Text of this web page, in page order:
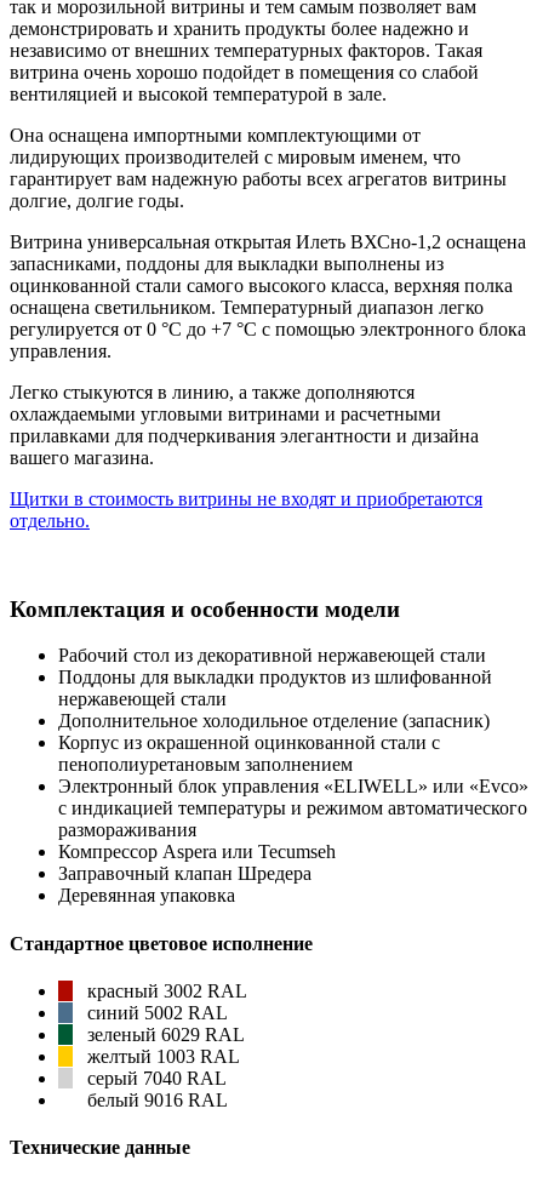
так и морозильной витрины и тем самым позволяет вам
демонстрировать и хранить продукты более надежно и
независимо от внешних температурных факторов. Такая
витрина очень хорошо подойдет в помещения со слабой
вентиляцией и высокой температурой в зале.
Она оснащена импортными комплектующими от
лидирующих производителей с мировым именем, что
гарантирует вам надежную работы всех агрегатов витрины
долгие, долгие годы.
Витрина универсальная открытая Илеть ВХСно-1,2 оснащена
запасниками, поддоны для выкладки выполнены из
оцинкованной стали самого высокого класса, верхняя полка
оснащена светильником. Температурный диапазон легко
регулируется от 0 °С до +7 °С с помощью электронного блока
управления.
Легко стыкуются в линию, а также дополняются
охлаждаемыми угловыми витринами и расчетными
прилавками для подчеркивания элегантности и дизайна
вашего магазина.
Щитки в стоимость витрины не входят и приобретаются
отдельно.
Комплектация и особенности модели
Рабочий стол из декоративной нержавеющей стали
Поддоны для выкладки продуктов из шлифованной
нержавеющей стали
Дополнительное холодильное отделение (запасник)
Корпус из окрашенной оцинкованной стали с
пенополиуретановым заполнением
Электронный блок управления «ELIWELL» или «Evco»
с индикацией температуры и режимом автоматического
размораживания
Компрессор Aspera или Tecumseh
Заправочный клапан Шредера
Деревянная упаковка
Стандартное цветовое исполнение
красный 3002 RAL
синий 5002 RAL
зеленый 6029 RAL
желтый 1003 RAL
серый 7040 RAL
белый 9016 RAL
Технические данные